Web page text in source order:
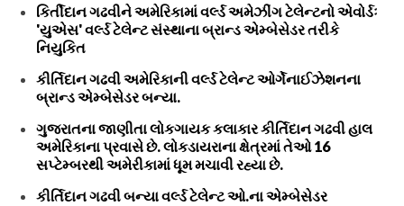
કિર્તીદાન ગઢવીને અમેરિકામાં વર્લ્ડ અમેઝીંગ ટેલેન્ટનો એવોર્ડઃ
'યુએસ' વર્લ્ડ ટેલેન્ટ સંસ્થાના બ્રાન્ડ એમ્બેસેડર તરીકે
નિયુકિત
કીર્તિદાન ગઢવી અમેરિકાની વર્લ્ડ ટેલેન્ટ ઓર્ગેનાઈઝેશનના
બ્રાન્ડ એમ્બેસેડર બન્યા.
ગુજરાતના જાણીતા લોકગાયક કલાકાર કીર્તિદાન ગઢવી હાલ
અમેરિકાના પ્રવાસે છે. લોકડાયરાના ક્ષેત્રમાં તેઓ 16
સપ્ટેમ્બરથી અમેરીકામાં ધૂમ મચાવી રહ્યા છે.
કીર્તિદાન ગઢવી બન્યા વર્લ્ડ ટેલેન્ટ ઓ.ના એમ્બેસેડર